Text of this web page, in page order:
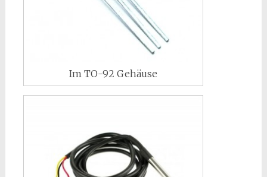
Im TO-92 Gehäuse